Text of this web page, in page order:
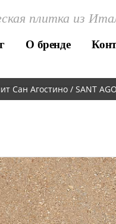
плитка из
О бренде
Сан Агостино / SANT